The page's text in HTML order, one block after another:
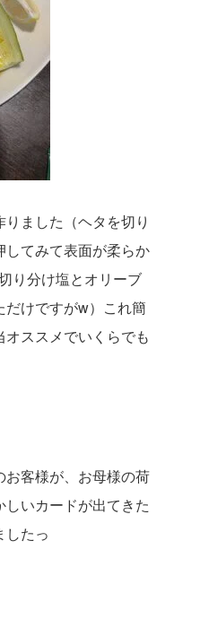
ました（ヘタを切り
てみて表面が柔らか
り分け塩とオリーブ
けですがw）これ簡
ススメでいくらでも
客様が、お母様の荷
いカードが出てきた
したっ